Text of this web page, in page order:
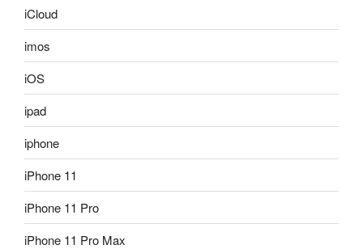
iCloud
imos
iOS
ipad
iphone
iPhone 11
iPhone 11 Pro
iPhone 11 Pro Max